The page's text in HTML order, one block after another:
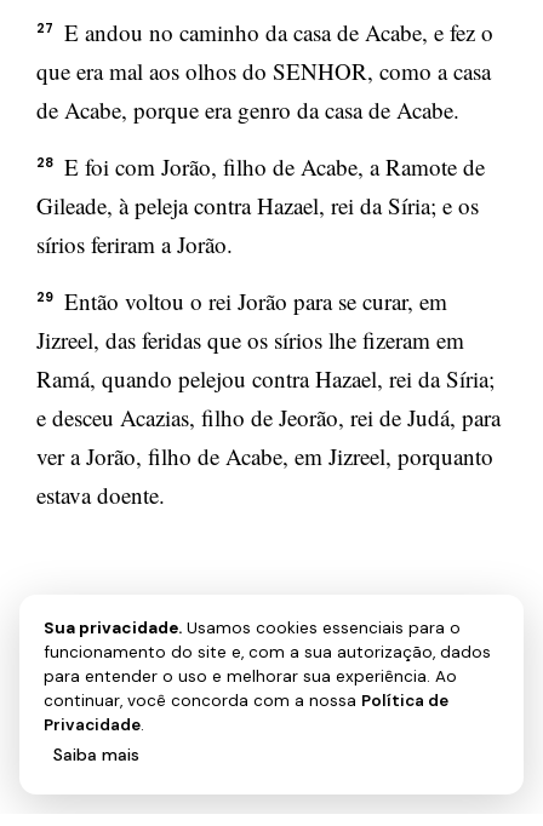
27
E andou no caminho da casa de Acabe, e fez o
que era mal aos olhos do SENHOR, como a casa
de Acabe, porque era genro da casa de Acabe.
28
E foi com Jorão, filho de Acabe, a Ramote de
Gileade, à peleja contra Hazael, rei da Síria; e os
sírios feriram a Jorão.
29
Então voltou o rei Jorão para se curar, em
Jizreel, das feridas que os sírios lhe fizeram em
Ramá, quando pelejou contra Hazael, rei da Síria;
e desceu Acazias, filho de Jeorão, rei de Judá, para
ver a Jorão, filho de Acabe, em Jizreel, porquanto
estava doente.
← ANTERIOR
2 Reis 7
PRÓXIMO →
2 Reis 9
Sua privacidade. Usamos cookies essenciais para o
funcionamento do site e, com a sua autorização, dados
para entender o uso e melhorar sua experiência. Ao
continuar, você concorda com a nossa Política de
Privacidade.
Saiba mais